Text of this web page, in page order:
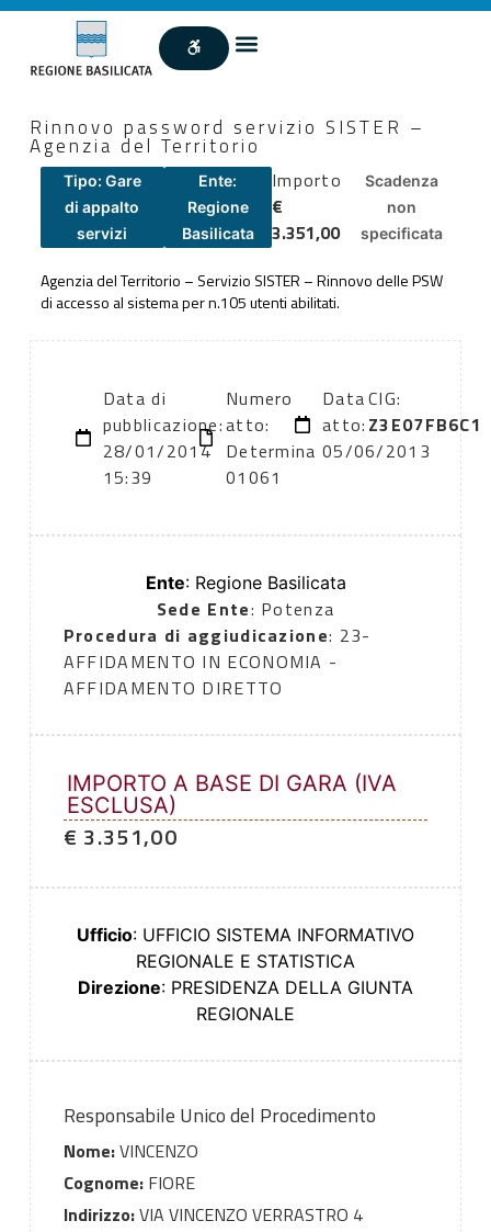
Rinnovo password servizio SISTER –
Agenzia del Territorio
Tipo: Gare
di appalto
servizi
Ente:
Regione
Basilicata
Importo
€
3.351,00
Scadenza
non
specificata
Agenzia del Territorio – Servizio SISTER – Rinnovo delle PSW
di accesso al sistema per n.105 utenti abilitati.
Data di
pubblicazione:
28/01/2014
15:39
Numero
atto:
Determina
01061
Data
atto:
05/06/2013
CIG:
Z3E07FB6C1
Ente: Regione Basilicata
Sede Ente: Potenza
Procedura di aggiudicazione: 23-
AFFIDAMENTO IN ECONOMIA -
AFFIDAMENTO DIRETTO
IMPORTO A BASE DI GARA (IVA
ESCLUSA)
€ 3.351,00
Ufficio: UFFICIO SISTEMA INFORMATIVO
REGIONALE E STATISTICA
Direzione: PRESIDENZA DELLA GIUNTA
REGIONALE
Responsabile Unico del Procedimento
Nome:VINCENZO
Cognome:FIORE
Indirizzo:VIA VINCENZO VERRASTRO 4